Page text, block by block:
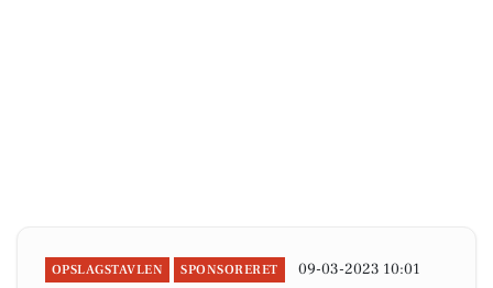
OPSLAGSTAVLEN SPONSORERET 09-03-2023 10:01